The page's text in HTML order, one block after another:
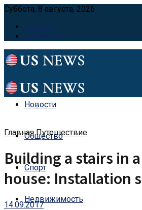
Суббота, 8 августа, 2026
Главная
Контакты
Новости
Общество
Спорт
Недвижимость
Главная Путешествие
Building a stairs in
house: Installation
14.09.2017